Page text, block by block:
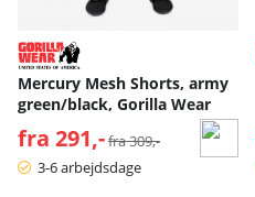
Mercury Mesh Shorts, army
green/black, Gorilla Wear
fra 291,- Normalpris:
fra 309,-
3-6 arbejdsdage